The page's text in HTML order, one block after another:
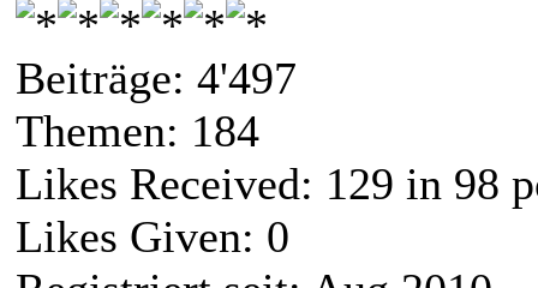
Beiträge: 4'497
Themen: 184
Likes Received: 129 in 98
Likes Given: 0